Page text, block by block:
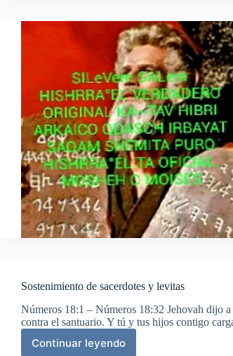
Sostenimiento de sacerdotes y levitas
Números 18:1 – Números 18:32 Jehovah dijo
contra el santuario. Y tú y tus hijos contigo
Continuar leyendo
Sostenimiento